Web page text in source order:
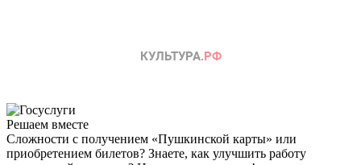
Решаем вместе
Сложности с получением «Пушкинской карты» или
приобретением билетов? Знаете, как улучшить работу